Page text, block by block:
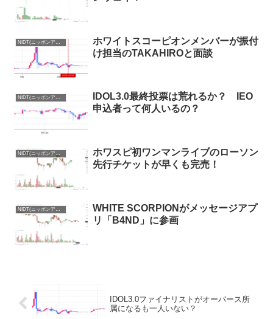
ホワイトスコーピオンメンバーが振付
け担当のTAKAHIROと面談
NIDT(ニッポンアイドルトークン)まとめ
IDOL3.0最終投票は荒れるか？ IEO
申込者って何人いるの？
NIDT(ニッポンアイドルトークン)まとめ
ホワスピ初ワンマンライブのローソン
先行チケットが早くも完売！
NIDT(ニッポンアイドルトークン)まとめ
WHITE SCORPIONがメッセージアプ
リ「B4ND」に参画
IDOL3.0ファイナリストがオーバース所
属になるも一人いない？